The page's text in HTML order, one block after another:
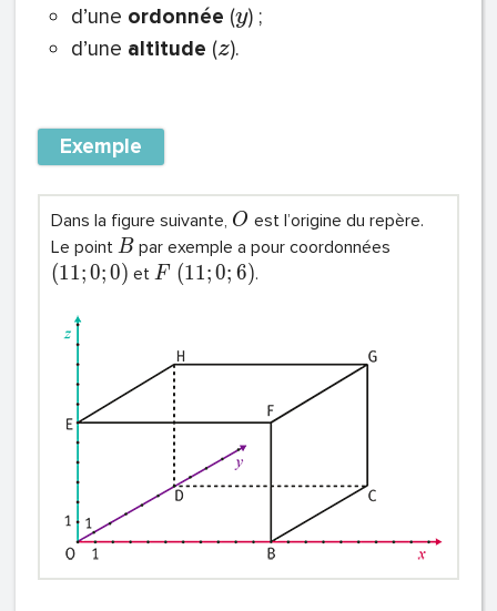
d’une ordonnée (y) ;
d’une altitude (z).
Exemple
Dans la figure suivante, O est l’origine du repère.
Le point Bpar exemple a pour coordonnées
(11;0; 0) etF (11;0; 6).